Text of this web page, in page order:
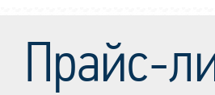
Прайс-